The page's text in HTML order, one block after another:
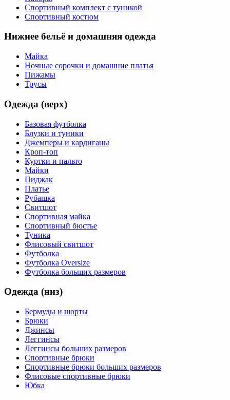
Спортивный комплект с туникой
Спортивный костюм
Нижнее бельё и домашняя одежда
Майка
Ночные сорочки и домашние платья
Пижамы
Трусы
Одежда (верх)
Базовая футболка
Блузки и туники
Джемперы и кардиганы
Кроп-топ
Куртки и пальто
Майки
Пиджак
Платье
Рубашка
Свитшот
Спортивная майка
Спортивный бюстье
Туника
Флисовый свитшот
Футболка
Футболка Oversize
Футболка больших размеров
Одежда (низ)
Бермуды и шорты
Брюки
Джинсы
Леггинсы
Леггинсы больших размеров
Спортивные брюки
Спортивные брюки больших размеров
Флисовые спортивные брюки
Юбка